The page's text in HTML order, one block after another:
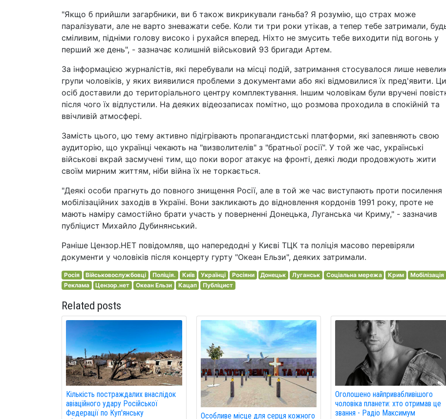
"Якщо б прийшли загарбники, ви б також викрикували ганьба? Я розумію, що страх може
паралізувати, але не варто зневажати себе. Коли ти три роки утікав, а тепер тебе затримали,
сміливим, підніми голову високо і рухайся вперед. Ніхто не змусить тебе виходити під вогонь у
перший же день", - зазначає колишній військовий 93 бригади Артем.
За інформацією журналістів, які перебували на місці подій, затримання стосувалося лише
групи чоловіків, у яких виявилися проблеми з документами або які відмовилися їх пред'явити.
осіб доставили до територіального центру комплектування. Іншим чоловікам були вручені
після чого їх відпустили. На деяких відеозаписах помітно, що розмова проходила в спокійній та
ввічливій атмосфері.
Замість цього, цю тему активно підігрівають пропагандистські платформи, які запевняють свою
аудиторію, що українці чекають на "визволителів" з "братньої росії". У той же час, українські
військові вкрай засмучені тим, що поки ворог атакує на фронті, деякі люди продовжують жити
своїм мирним життям, ніби війна їх не торкається.
"Деякі особи прагнуть до повного знищення Росії, але в той же час виступають проти посилення
мобілізаційних заходів в Україні. Вони закликають до відновлення кордонів 1991 року, проте не
мають наміру самостійно брати участь у поверненні Донецька, Луганська чи Криму," - зазначив
публіцист Михайло Дубинянський.
Раніше Цензор.НЕТ повідомляв, що напередодні у Києві ТЦК та поліція масово перевіряли
документи у чоловіків після концерту гурту "Океан Ельзи", деяких затримали.
Росія Військовослужбовці Поліція. Київ Українці Росіяни Донецьк Луганськ Соціальна мережа Крим
Мобілізація
Реклама
Цензор.нет Океан Ельзи Кацап Публіцист
Related posts
Кількість постраждалих внаслідок
авіаційного удару Російської
Федерації по Куп'янську
Особливе місце для серця кожного
Оголошено найпривабливішого
чоловіка планети: хто отримав це
звання - Радіо Максимум